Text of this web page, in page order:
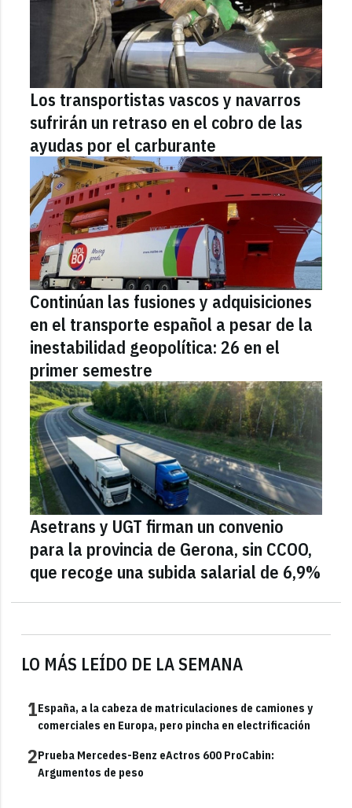
LO MÁS LEÍDO DE LA SEMANA
1España, a la cabeza de matriculaciones de camiones y
comerciales en Europa, pero pincha en electrificación
2Prueba Mercedes-Benz eActros 600 ProCabin:
Argumentos de peso
Los transportistas vascos y navarros
sufrirán un retraso en el cobro de las
ayudas por el carburante
Continúan las fusiones y adquisiciones
en el transporte español a pesar de la
inestabilidad geopolítica: 26 en el
primer semestre
Asetrans y UGT firman un convenio
para la provincia de Gerona, sin CCOO,
que recoge una subida salarial de 6,9%